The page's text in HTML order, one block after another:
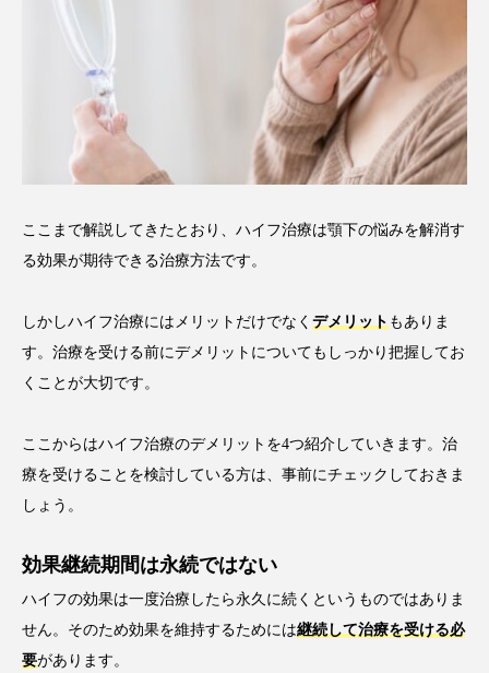
ここまで解説してきたとおり、ハイフ治療は顎下の悩みを解消す
る効果が期待できる治療方法です。
しかしハイフ治療にはメリットだけでなく デメリットもありま
す。治療を受ける前にデメリットについてもしっかり把握してお
くことが大切です。
ここからはハイフ治療のデメリットを4つ紹介していきます。治
療を受けることを検討している方は、事前にチェックしておきま
しょう。
効果継続期間は永続ではない
ハイフの効果は一度治療したら永久に続くというものではありま
せん。そのため効果を維持するためには継続して治療を受ける必
要があります。